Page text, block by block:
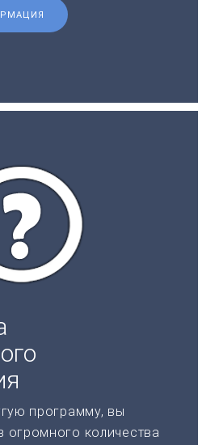
программу, вы
огромного количества